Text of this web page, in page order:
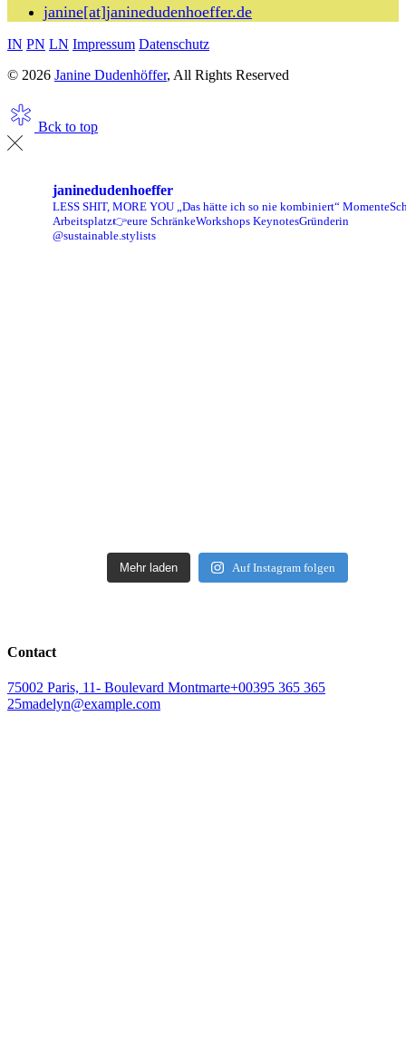
janine[at]janinedudenhoeffer.de
IN PN LN Impressum Datenschutz
© 2026 Janine Dudenhöffer, All Rights Reserved
Bck to top
janinedudenhoeffer
LESS SHIT, MORE YOU „Das hätte ich so nie kombiniert“ Momente
Arbeitsplatz👉eure SchränkeWorkshops KeynotesGründerin
@sustainable.stylists
Mehr laden Auf Instagram folgen
Contact
75002 Paris, 11- Boulevard Montmarte+00395 365 365
25madelyn@example.com